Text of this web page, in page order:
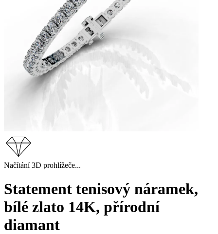
Načítání 3D prohlížeče...
Statement tenisový náramek,
bílé zlato 14K, přírodní
diamant